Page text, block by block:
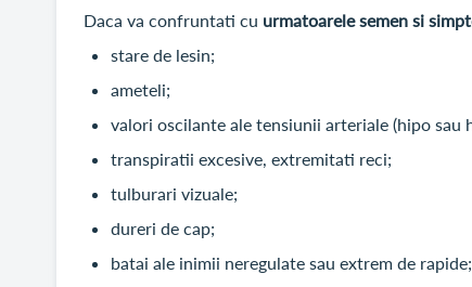
Daca va confruntati cu urmatoarele semen si
stare de lesin;
ameteli;
valori oscilante ale tensiunii arteriale (hipo sau
transpiratii excesive, extremitati reci;
tulburari vizuale;
dureri de cap;
batai ale inimii neregulate sau extrem de rapide;